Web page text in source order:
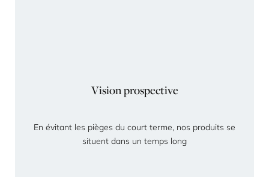
Vision prospective
En évitant les pièges du court terme, nos produits se
situent dans un temps long